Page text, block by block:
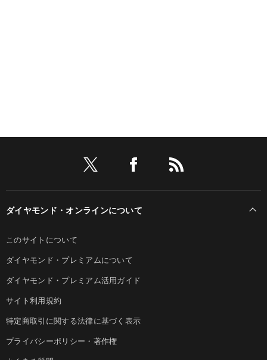
ダイヤモンド・オンラインについて
このサイトについて
ダイヤモンド・プレミアムについて
ダイヤモンド・プレミアム活用ガイド
サイト利用規約
特定商取引に関する法律に基づく表示
プライバシーポリシー・著作権